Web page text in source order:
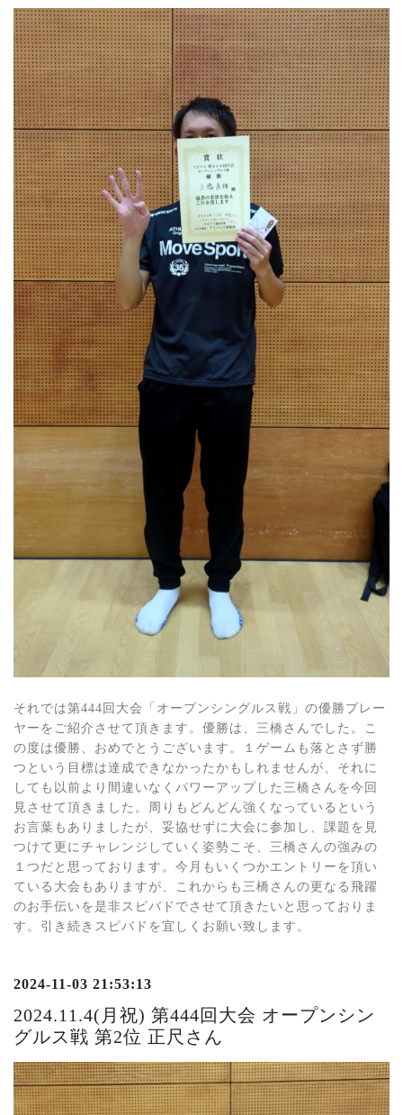
それでは第444回大会「オープンシングルス戦」の優勝プレー
ヤーをご紹介させて頂きます。優勝は、三橋さんでした。こ
の度は優勝、おめでとうございます。１ゲームも落とさず勝
つという目標は達成できなかったかもしれませんが、それに
しても以前より間違いなくパワーアップした三橋さんを今回
見させて頂きました。周りもどんどん強くなっているという
お言葉もありましたが、妥協せずに大会に参加し、課題を見
つけて更にチャレンジしていく姿勢こそ、三橋さんの強みの
１つだと思っております。今月もいくつかエントリーを頂い
ている大会もありますが、これからも三橋さんの更なる飛躍
のお手伝いを是非スピバドでさせて頂きたいと思っておりま
す。引き続きスピバドを宜しくお願い致します。
2024-11-03 21:53:13
2024.11.4(月祝) 第444回大会 オープンシン
グルス戦 第2位 正尺さん